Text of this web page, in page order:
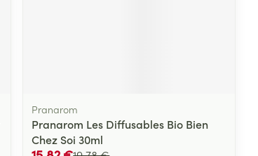
Pranarom
Pranarom Les Diffusables Bio Bien
Chez Soi 30ml